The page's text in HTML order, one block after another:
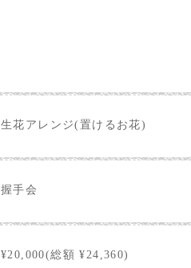
生花アレンジ(置けるお花)
握手会
¥20,000(総額 ¥24,360)